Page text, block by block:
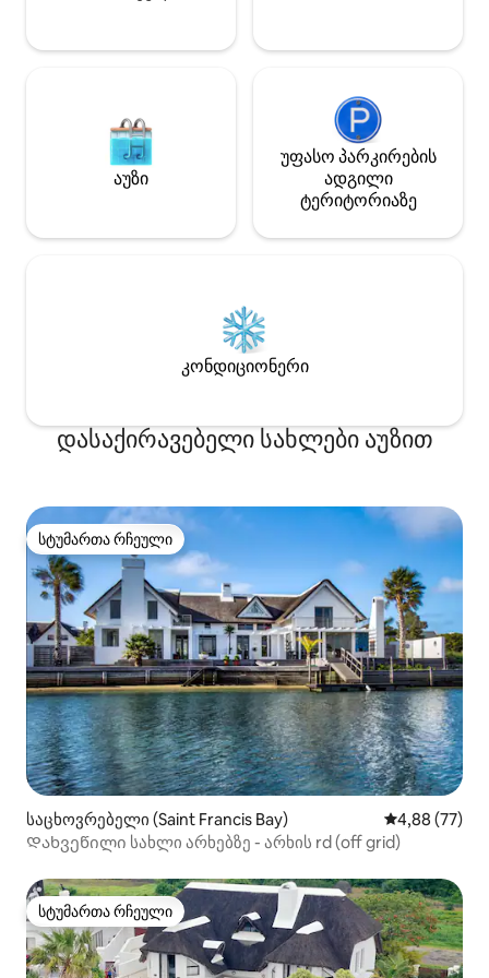
აუზი
უფასო პარკირების
ადგილი
ტერიტორიაზე
კონდიციონერი
დასაქირავებელი სახლები აუზით
სტუმართა რჩეული
სტუმართა რჩეული
საცხოვრებელი (Saint Francis Bay) საშუალო
4,88 (77)
Დახვეწილი სახლი არხებზე - არხის rd (off grid)
სტუმართა რჩეული
სტუმართა რჩეული